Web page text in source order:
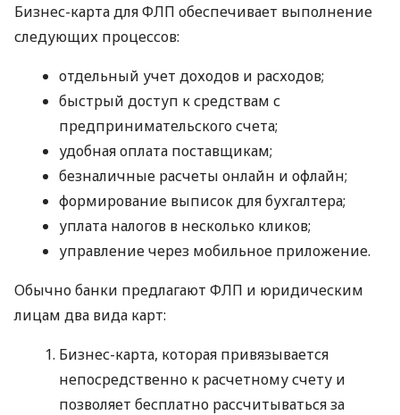
Бизнес-карта для ФЛП обеспечивает выполнение
следующих процессов:
отдельный учет доходов и расходов;
быстрый доступ к средствам с
предпринимательского счета;
удобная оплата поставщикам;
безналичные расчеты онлайн и офлайн;
формирование выписок для бухгалтера;
уплата налогов в несколько кликов;
управление через мобильное приложение.
Обычно банки предлагают ФЛП и юридическим
лицам два вида карт:
Бизнес-карта, которая привязывается
непосредственно к расчетному счету и
позволяет бесплатно рассчитываться за